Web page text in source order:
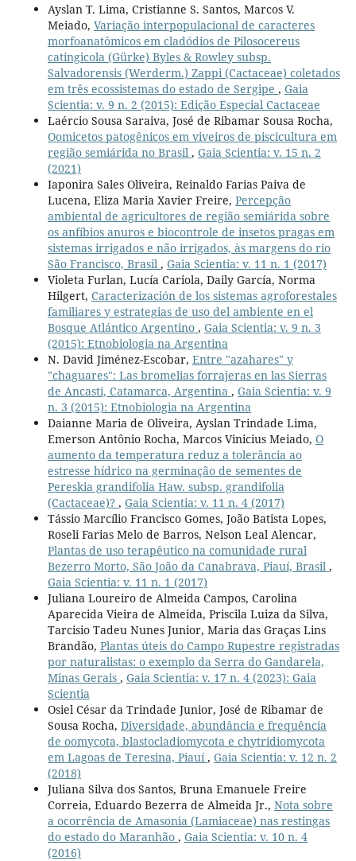
Ayslan T. Lima, Cristianne S. Santos, Marcos V.
Meiado, Variação interpopulacional de caracteres
morfoanatômicos em cladódios de Pilosocereus
catingicola (Gürke) Byles & Rowley subsp.
Salvadorensis (Werderm.) Zappi (Cactaceae) coletados
em três ecossistemas do estado de Sergipe , Gaia
Scientia: v. 9 n. 2 (2015): Edição Especial Cactaceae
Laércio Sousa Saraiva, José de Ribamar Sousa Rocha,
Oomicetos patogênicos em viveiros de piscicultura em
região semiárida no Brasil , Gaia Scientia: v. 15 n. 2
(2021)
Iaponira Sales Oliveira, Reinaldo Farias Paiva de
Lucena, Eliza Maria Xavier Freire, Percepção
ambiental de agricultores de região semiárida sobre
os anfíbios anuros e biocontrole de insetos pragas em
sistemas irrigados e não irrigados, às margens do rio
São Francisco, Brasil , Gaia Scientia: v. 11 n. 1 (2017)
Violeta Furlan, Lucía Cariola, Daily García, Norma
Hilgert, Caracterización de los sistemas agroforestales
familiares y estrategias de uso del ambiente en el
Bosque Atlántico Argentino , Gaia Scientia: v. 9 n. 3
(2015): Etnobiologia na Argentina
N. David Jiménez-Escobar, Entre "azahares" y
"chaguares": Las bromelias forrajeras en las Sierras
de Ancasti, Catamarca, Argentina , Gaia Scientia: v. 9
n. 3 (2015): Etnobiologia na Argentina
Daianne Maria de Oliveira, Ayslan Trindade Lima,
Emerson Antônio Rocha, Marcos Vinicius Meiado, O
aumento da temperatura reduz a tolerância ao
estresse hídrico na germinação de sementes de
Pereskia grandifolia Haw. subsp. grandifolia
(Cactaceae)? , Gaia Scientia: v. 11 n. 4 (2017)
Tássio Marcílio Francisco Gomes, João Batista Lopes,
Roseli Farias Melo de Barros, Nelson Leal Alencar,
Plantas de uso terapêutico na comunidade rural
Bezerro Morto, São João da Canabrava, Piauí, Brasil ,
Gaia Scientia: v. 11 n. 1 (2017)
Juliana Loureiro de Almeida Campos, Carolina
Aparecida Vieira de Almeida, Priscila Luiza da Silva,
Tarcisio Tadeu Nunes Junior, Maria das Graças Lins
Brandão, Plantas úteis do Campo Rupestre registradas
por naturalistas: o exemplo da Serra do Gandarela,
Minas Gerais , Gaia Scientia: v. 17 n. 4 (2023): Gaia
Scientia
Osiel César da Trindade Junior, José de Ribamar de
Sousa Rocha, Diversidade, abundância e frequência
de oomycota, blastocladiomycota e chytridiomycota
em Lagoas de Teresina, Piauí , Gaia Scientia: v. 12 n. 2
(2018)
Juliana Silva dos Santos, Bruna Emanuele Freire
Correia, Eduardo Bezerra de Almeida Jr., Nota sobre
a ocorrência de Amasonia (Lamiaceae) nas restingas
do estado do Maranhão , Gaia Scientia: v. 10 n. 4
(2016)